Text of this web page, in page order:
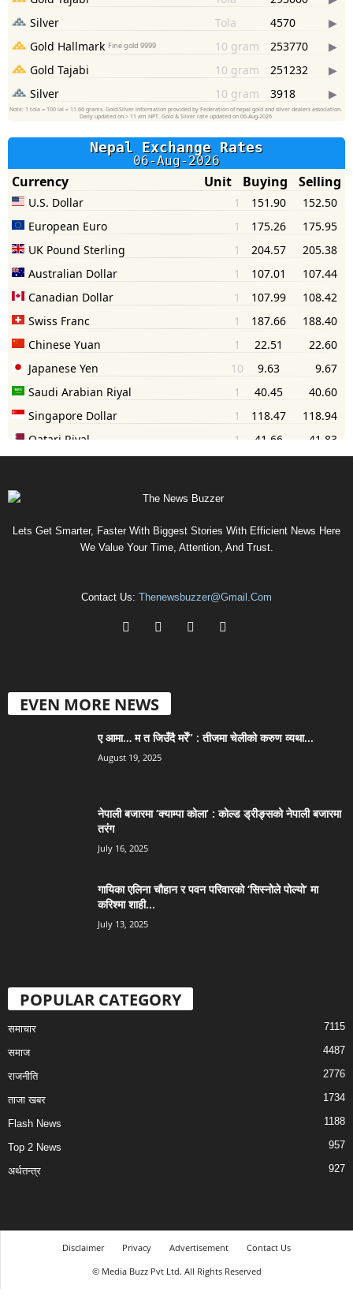
Lets Get Smarter, Faster With Biggest Stories With Efficient News Here
We Value Your Time, Attention, And Trust.
Contact Us: Thenewsbuzzer@gmail.com
EVEN MORE NEWS
ए आमा… म त जिउँदै मरेँ” : तीजमा चेलीको करुण व्यथा...
August 19, 2025
नेपाली बजारमा ‘क्याम्पा कोला’ : कोल्ड ड्रीङ्सको नेपाली बजारमा
तरंग
July 16, 2025
गायिका एलिना चौहान र पवन परिवारको ‘सिस्नोले पोल्यो’ मा
करिश्मा शाही...
July 13, 2025
POPULAR CATEGORY
समाचार 7115
समाज 4487
राजनीति 2776
ताजा खबर 1734
Flash News 1188
Top 2 News 957
अर्थतन्त्र 927
Disclaimer Privacy Advertisement
Contact Us
© Media Buzz Pvt Ltd. All Rights Reserved